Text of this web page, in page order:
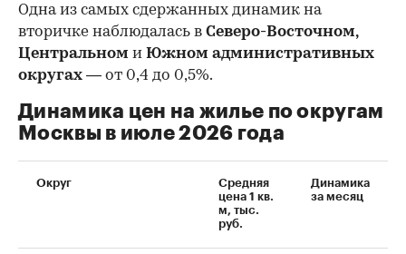
Одна из самых сдержанных динамик на
вторичке наблюдалась в Северо-Восточном,
Центральном и Южном административных
округах — от 0,4 до 0,5%.
Динамика цен на жилье по округам
Москвы в июле 2026 года
Округ
Средняя
цена 1 кв.
м, тыс.
руб.
Динамика
за месяц